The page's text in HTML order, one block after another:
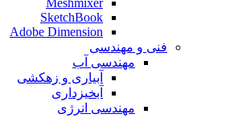
SketchBook
Adobe Dimension
فنی و مهندسی
مهندسی آب
آبیاری و زهکشی
آبخیزداری
مهندسی انرژی